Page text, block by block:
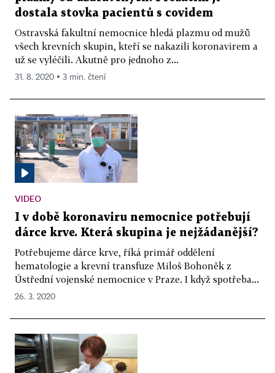
dostala stovka pacientů s covidem
Ostravská fakultní nemocnice hledá plazmu od mužů
všech krevních skupin, kteří se nakazili koronavirem a
už se vyléčili. Akutně pro jednoho z...
31. 8. 2020 ▪ 3 min. čtení
VIDEO
I v době koronaviru nemocnice potřebují
dárce krve. Která skupina je nejžádanější?
Potřebujeme dárce krve, říká primář oddělení
hematologie a krevní transfuze Miloš Bohoněk z
Ústřední vojenské nemocnice v Praze. I když spotřeba...
26. 3. 2020